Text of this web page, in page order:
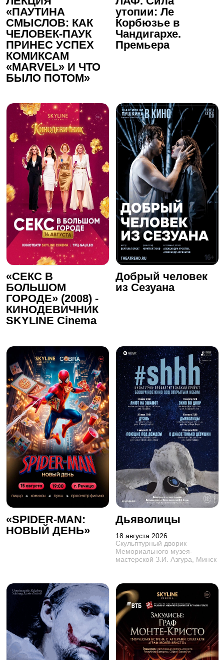
«ПАУТИНА
СМЫСЛОВ: КАК
ЧЕЛОВЕК-ПАУК
ПРИНЕС УСПЕХ
КОМИКСАМ
«MАRVEL» И ЧТО
БЫЛО ПОТОМ»
утопии: Ле
Корбюзье в
Чандигархе.
Премьера
«СЕКС В
БОЛЬШОМ
ГОРОДЕ» (2008) -
КИНОДЕВИЧНИК
SKYLINE Cinema
Добрый человек
из Сезуана
«SPIDER-MAN:
НОВЫЙ ДЕНЬ»
Дьяволицы
18 августа 2026
Скульптурный дворик
Мемориального музея-
мастерской З.И. Азгура, Минск